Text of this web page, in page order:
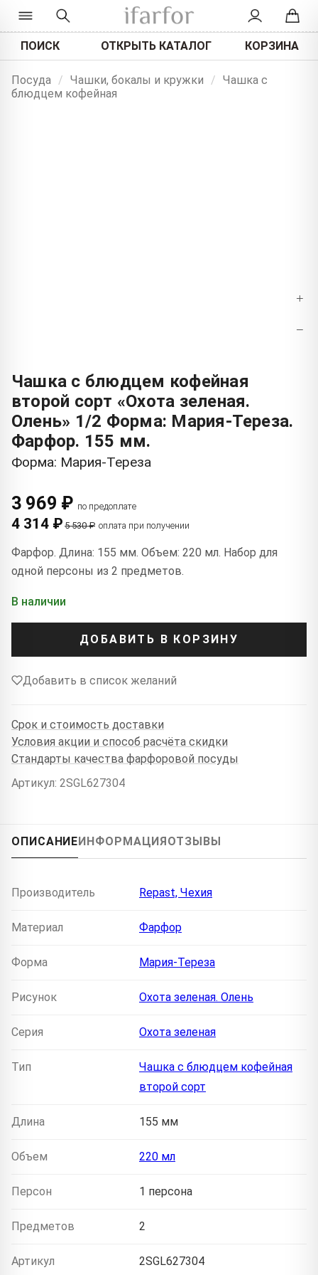
ПОИСК ОТКРЫТЬ КАТАЛОГ КОРЗИНА
Посуда / Чашки, бокалы и кружки / Чашка с
блюдцем кофейная
+
−
Чашка с блюдцем кофейная
второй сорт «Охота зеленая.
Олень» 1/2 Форма: Мария-Тереза.
Фарфор. 155 мм.
Форма: Мария-Тереза
3 969 ₽ по предоплате
4 314 ₽ 5 530 ₽ оплата при получении
Фарфор. Длина: 155 мм. Объем: 220 мл. Набор для
одной персоны из 2 предметов.
В наличии
ДОБАВИТЬ В КОРЗИНУ
Добавить в список желаний
Срок и стоимость доставки
Условия акции и способ расчёта скидки
Стандарты качества фарфоровой посуды
Артикул: 2SGL627304
ОПИСАНИЕИНФОРМАЦИЯОТЗЫВЫ
Производитель Repast, Чехия
Материал Фарфор
Форма Мария-Тереза
Рисунок Охота зеленая. Олень
Серия Охота зеленая
Тип
Чашка с блюдцем кофейная
второй сорт
Длина 155 мм
Объем 220 мл
Персон 1 персона
Предметов 2
Артикул 2SGL627304